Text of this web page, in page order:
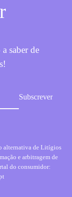
saber de
alternativa de Litígios
e arbitragem de
do consumidor: